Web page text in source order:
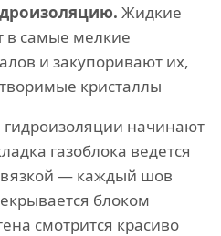
Жидкие
в самые мелкие
и закупоривают их,
кристаллы
гидроизоляции начинают
газоблока ведется
— каждый шов
блоком
смотрится красиво